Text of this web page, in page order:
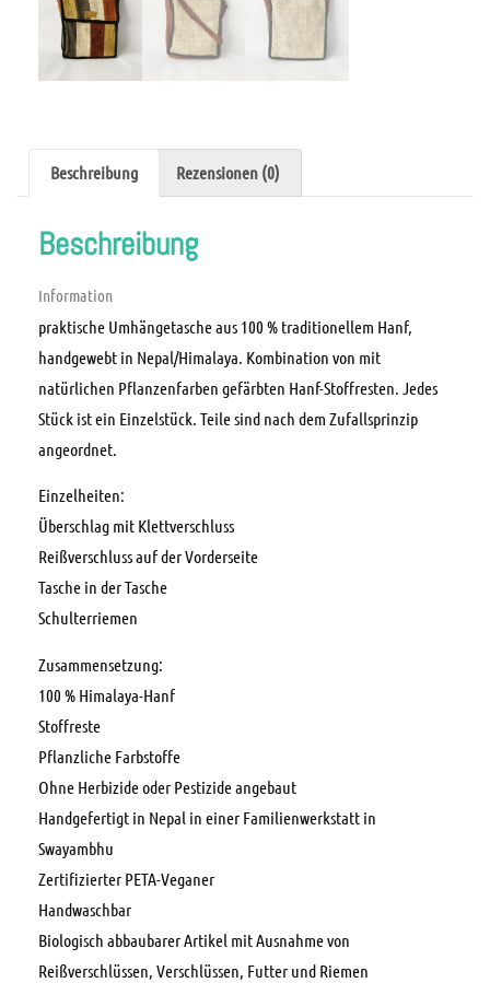
Beschreibung Rezensionen (0)
Beschreibung
Information
praktische Umhängetasche aus 100 % traditionellem Hanf,
handgewebt in Nepal/Himalaya. Kombination von mit
natürlichen Pflanzenfarben gefärbten Hanf-Stoffresten. Jedes
Stück ist ein Einzelstück. Teile sind nach dem Zufallsprinzip
angeordnet.
Einzelheiten:
Überschlag mit Klettverschluss
Reißverschluss auf der Vorderseite
Tasche in der Tasche
Schulterriemen
Zusammensetzung:
100 % Himalaya-Hanf
Stoffreste
Pflanzliche Farbstoffe
Ohne Herbizide oder Pestizide angebaut
Handgefertigt in Nepal in einer Familienwerkstatt in
Swayambhu
Zertifizierter PETA-Veganer
Handwaschbar
Biologisch abbaubarer Artikel mit Ausnahme von
Reißverschlüssen, Verschlüssen, Futter und Riemen